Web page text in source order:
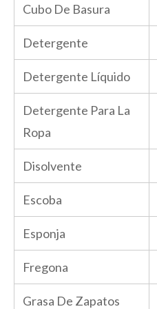
Cubo De Basura
Detergente
Detergente Líquido
Detergente Para La
Ropa
Disolvente
Escoba
Esponja
Fregona
Grasa De Zapatos